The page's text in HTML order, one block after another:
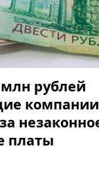
рублей
платы